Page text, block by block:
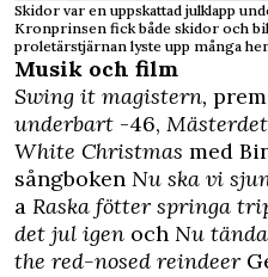
Skidor var en uppskattad julklapp
Kronprinsen fick både skidor och
proletärstjärnan lyste upp många
Musik och film
Swing it magistern,
underbart -46,
White Christmas med
sångboken Nu ska vi
a Raska fötter springa
det jul igen och Nu
the red-nosed reindeer